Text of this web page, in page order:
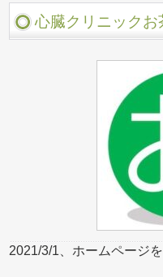
心臓クリニック
2021/3/1、ホームページ